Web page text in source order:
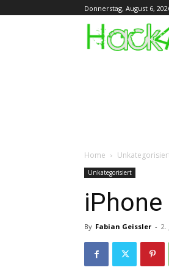
Donnerstag, August 6,
Home
Unkategorisiert
By Fabian Geissler - 2.